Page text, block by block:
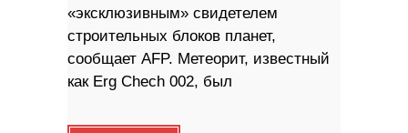
«эксклюзивным» свидетелем
строительных блоков планет,
сообщает AFP. Метеорит, известный
как Erg Chech 002, был